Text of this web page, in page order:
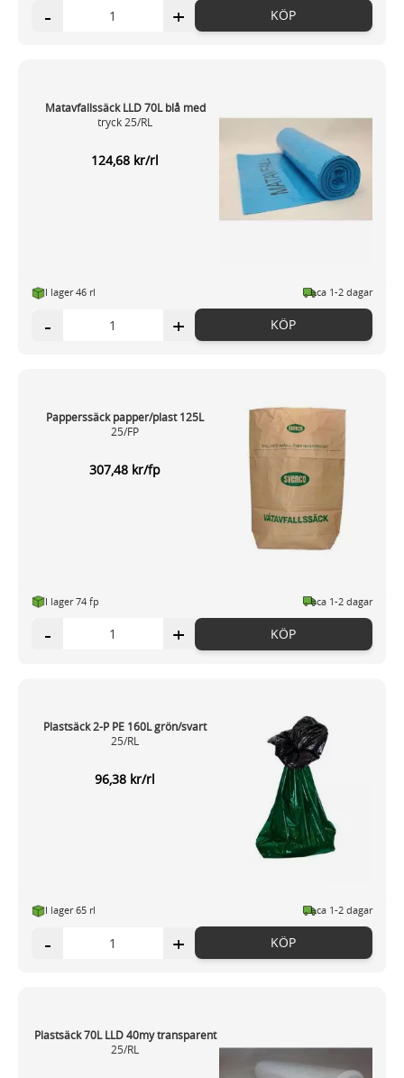
- + KÖP
Matavfallssäck LLD 70L blå med
tryck 25/RL
124,68 kr/rl
I lager 46 rl ca 1-2 dagar
- + KÖP
Papperssäck papper/plast 125L
25/FP
307,48 kr/fp
I lager 74 fp ca 1-2 dagar
- + KÖP
Plastsäck 2-P PE 160L grön/svart
25/RL
96,38 kr/rl
I lager 65 rl ca 1-2 dagar
- + KÖP
Plastsäck 70L LLD 40my transparent
25/RL